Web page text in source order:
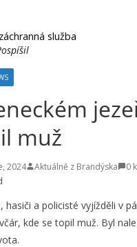
služba
muž
2024 Aktuálně z Brandýska
0
hasiči a policisté vyjížděli v
kde se topil muž. Byl